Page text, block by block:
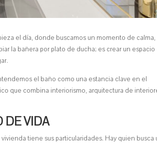
el día, donde buscamos un momento de calma,
la bañera por plato de ducha; es crear un espacio
el baño como una estancia clave en el
que combina interiorismo, arquitectura de
DE VIDA
tiene sus particularidades. Hay quien busca